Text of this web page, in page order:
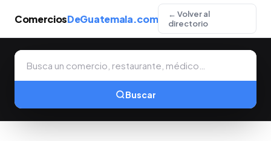
ComerciosDeGuatemala.com
← Volver al
directorio
Buscar